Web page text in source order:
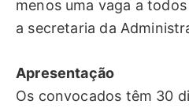
menos uma vaga a
a secretaria da
Apresentação
Os convocados têm 30